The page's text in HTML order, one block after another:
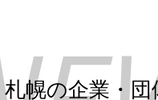
札幌の企業・団